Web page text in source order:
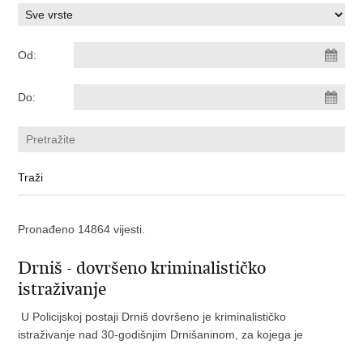
Od:
Do:
Pronađeno 14864 vijesti.
Drniš - dovršeno kriminalističko
istraživanje
U Policijskoj postaji Drniš dovršeno je kriminalističko
istraživanje nad 30-godišnjim Drnišaninom, za kojega je